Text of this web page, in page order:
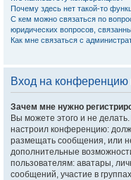
Почему здесь нет такой-то
С кем можно связаться по
юридических вопросов,
Как мне связаться с
Вход на конференцию
Зачем мне нужно
Вы можете этого и не
настроил конференцию:
размещать сообщения, или
дополнительные
пользователям: аватары,
сообщений, участие в